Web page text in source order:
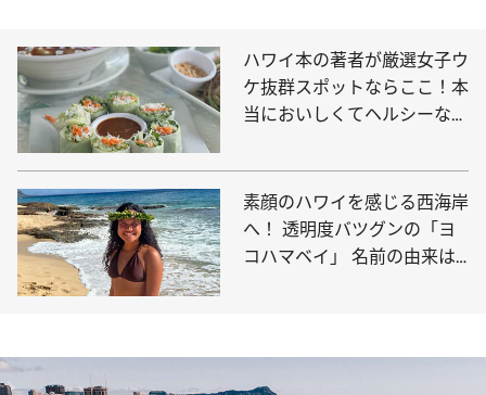
ハワイ本の著者が厳選女子ウ
ケ抜群スポットならここ！本
当においしくてヘルシーなお
素顔のハワイを感じる西海岸
へ！ 透明度バツグンの「ヨ
コハマベイ」 名前の由来は